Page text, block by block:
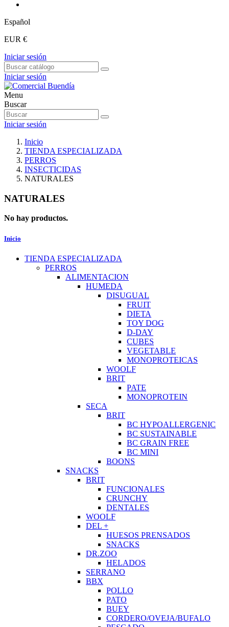
Español
EUR €
Iniciar sesión
Iniciar sesión
Menu
Buscar
Iniciar sesión
Inicio
TIENDA ESPECIALIZADA
PERROS
INSECTICIDAS
NATURALES
NATURALES
No hay productos.
Inicio
TIENDA ESPECIALIZADA
PERROS
ALIMENTACION
HUMEDA
DISUGUAL
FRUIT
DIETA
TOY DOG
D-DAY
CUBES
VEGETABLE
MONOPROTEICAS
WOOLF
BRIT
PATE
MONOPROTEIN
SECA
BRIT
BC HYPOALLERGENIC
BC SUSTAINABLE
BC GRAIN FREE
BC MINI
BOONS
SNACKS
BRIT
FUNCIONALES
CRUNCHY
DENTALES
WOOLF
DEL +
HUESOS PRENSADOS
SNACKS
DR.ZOO
HELADOS
SERRANO
BBX
POLLO
PATO
BUEY
CORDERO/OVEJA/BUFALO